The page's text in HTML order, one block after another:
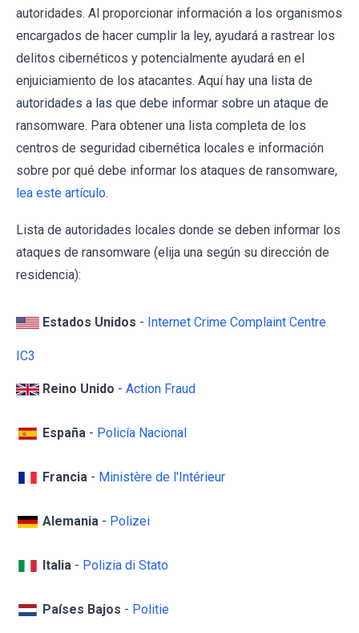
autoridades. Al proporcionar información a los organismos
encargados de hacer cumplir la ley, ayudará a rastrear los
delitos cibernéticos y potencialmente ayudará en el
enjuiciamiento de los atacantes. Aquí hay una lista de
autoridades a las que debe informar sobre un ataque de
ransomware. Para obtener una lista completa de los
centros de seguridad cibernética locales e información
sobre por qué debe informar los ataques de ransomware,
lea este artículo.
Lista de autoridades locales donde se deben informar los
ataques de ransomware (elija una según su dirección de
residencia):
Estados Unidos - Internet Crime Complaint Centre
IC3
Reino Unido - Action Fraud
España - Policía Nacional
Francia - Ministère de l'Intérieur
Alemania - Polizei
Italia - Polizia di Stato
Países Bajos - Politie